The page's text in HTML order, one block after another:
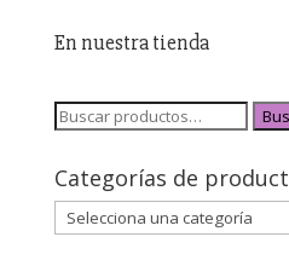
En nuestra tienda
Categorías de